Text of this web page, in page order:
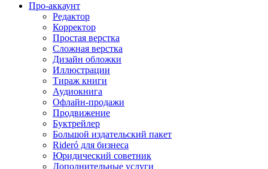
Про-аккаунт
Редактор
Корректор
Простая верстка
Сложная верстка
Дизайн обложки
Иллюстрации
Тираж книги
Аудиокнига
Офлайн-продажи
Продвижение
Буктрейлер
Большой издательский пакет
Rideró для бизнеса
Юридический советник
Дополнительные услуги